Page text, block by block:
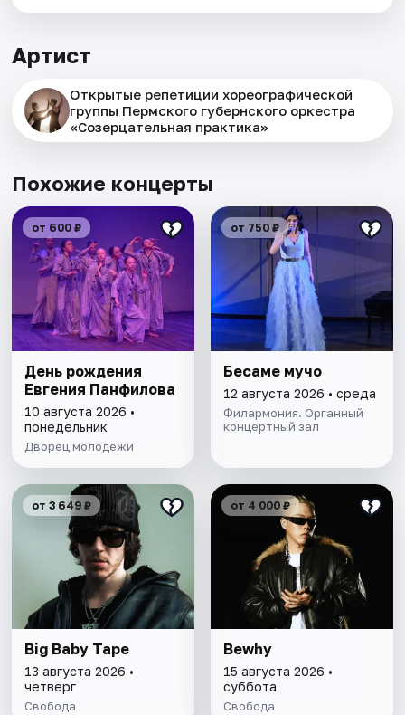
Артист
Открытые репетиции хореографической
группы Пермского губернского оркестра
«Созерцательная практика»
Похожие концерты
от 600 ₽
День рождения
Евгения Панфилова
10 августа 2026 •
понедельник
Дворец молодёжи
от 750 ₽
Бесаме мучо
12 августа 2026 • среда
Филармония. Органный
концертный зал
от 3 649 ₽
Big Baby Tape
13 августа 2026 •
четверг
Свобода
от 4 000 ₽
Bewhy
15 августа 2026 •
суббота
Свобода